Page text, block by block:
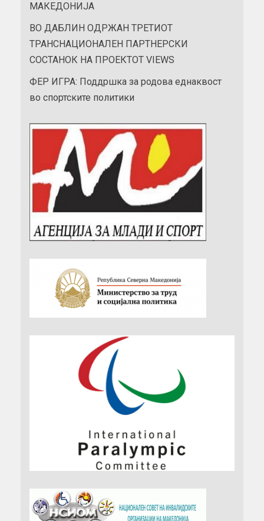
МАКЕДОНИЈА
ВО ДАБЛИН ОДРЖАН ТРЕТИОТ
ТРАНСНАЦИОНАЛЕН ПАРТНЕРСКИ
СОСТАНОК НА ПРОЕКТОТ VIEWS
ФЕР ИГРА: Поддршка за родова еднаквост
во спортските политики